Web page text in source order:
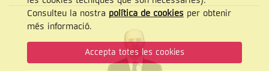
Consulteu la nostra política de cookiesper obtenir
més informació.
Accepta totes les cookies